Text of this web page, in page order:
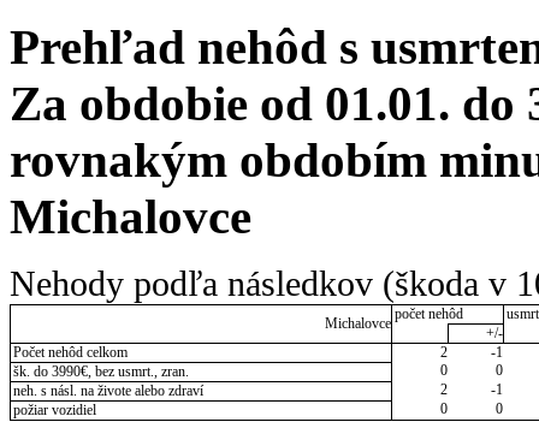
Prehľad nehôd s
Za obdobie od 01.01. do
rovnakým obdobím
Michalovce
Nehody podľa následkov (škoda v
Michalovce
počet nehôd
+/-
Počet nehôd celkom
2
-1
šk. do 3990€, bez usmrt., zran.
0
0
neh. s násl. na živote alebo zdraví
2
-1
požiar vozidiel
0 0